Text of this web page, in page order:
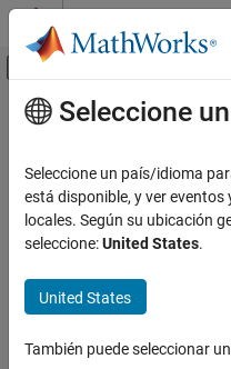
Saltar al contenido
Mostrar/ocultar
Inicio de Documentación
FPGA, ASIC, and SoC Development
Contenido principal
How
Seleccione
Seleccione un país/idioma
está disponible, y ver
locales. Según su ubicación
seleccione:United States.
United States
También puede seleccionar